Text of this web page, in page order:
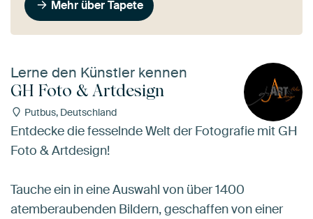
Mehr über Tapete
Lerne den Künstler kennen
GH Foto & Artdesign
Putbus, Deutschland
Entdecke die fesselnde Welt der Fotografie mit GH
Foto & Artdesign!
Tauche ein in eine Auswahl von über 1400
atemberaubenden Bildern, geschaffen von einer